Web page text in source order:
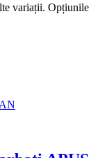
variații. Opțiunile